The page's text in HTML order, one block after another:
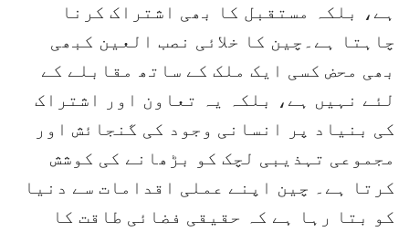
ہے، بلکہ مستقبل کا بھی اشتراک کرنا
چاہتا ہے۔چین کا خلائی نصب العین کبھی
بھی محض کسی ایک ملک کے ساتھ مقابلے کے
لئے نہیں ہے، بلکہ یہ تعاون اور اشتراک
کی بنیاد پر انسانی وجود کی گنجائش اور
مجموعی تہذیبی لچک کو بڑھانے کی کوشش
کرتا ہے۔ چین اپنے عملی اقدامات سے دنیا
کو بتا رہا ہے کہ حقیقی فضائی طاقت کا